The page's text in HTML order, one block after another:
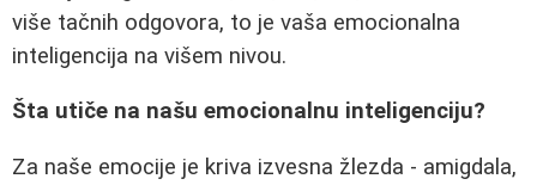
više tačnih odgovora, to je vaša emocionalna
inteligencija na višem nivou.
Šta utiče na našu emocionalnu inteligenciju?
Za naše emocije je kriva izvesna žlezda - amigdala,